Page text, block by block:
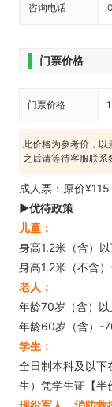
咨询电话
门票价格
门票价格
此价格为参考价，
之后请等待客服联系
成人票：原价¥115
►优待政策
儿童：
身高1.2米（含）以
身高1.2米（不含
老人：
年龄70岁（含）以
年龄60岁（含）-
学生：
全日制本科及以下
生）凭学生证【半